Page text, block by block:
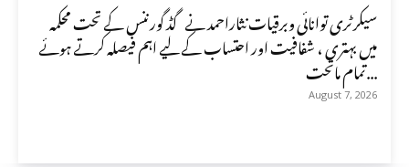
سیکرٹری توانائی وبرقیات نثاراحمد نے گڈ گورننس کے تحت محکمہ
میں بہتری ، شفافیت اور احتساب کے لیے اہم فیصلہ کرتے ہوئے
تمام ماتحت...
August 7, 2026